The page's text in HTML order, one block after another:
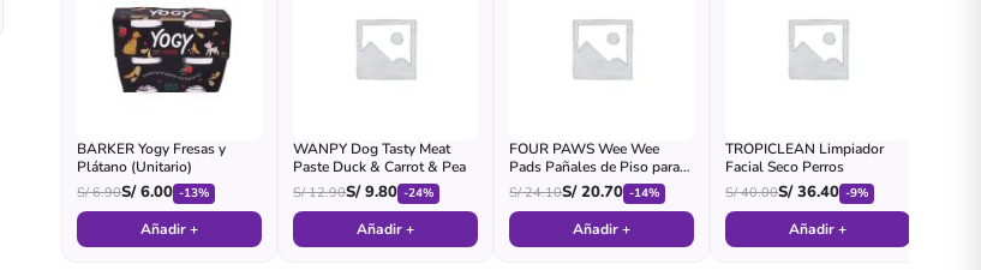
BARKER Yogy Fresas y
Plátano (Unitario)
S/6.90S/6.00 -13%
Añadir +
WANPY Dog Tasty Meat
Paste Duck & Carrot & Pea
S/12.90S/9.80 -24%
Añadir +
FOUR PAWS Wee Wee
Pads Pañales de Piso para
Perro
S/24.10S/20.70 -14%
Añadir +
TROPICLEAN Limpiador
Facial Seco Perros
S/40.00S/36.40 -9%
Añadir +